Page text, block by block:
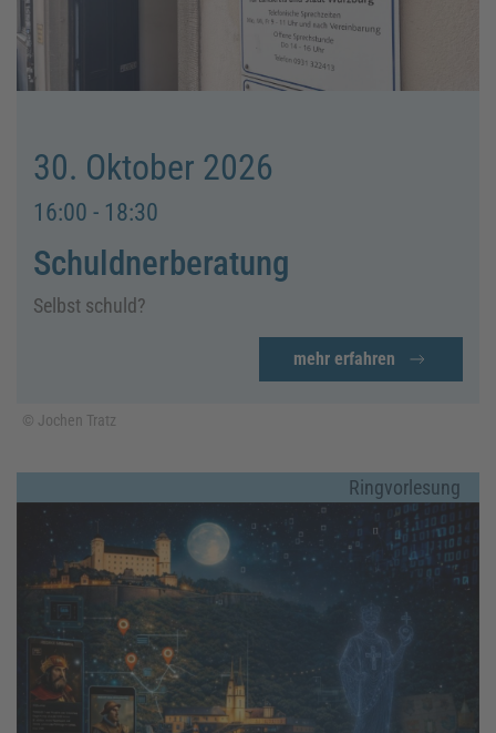
30. Oktober 2026
16:00 - 18:30
Schuldnerberatung
Selbst schuld?
mehr erfahren
© Jochen Tratz
Ringvorlesung